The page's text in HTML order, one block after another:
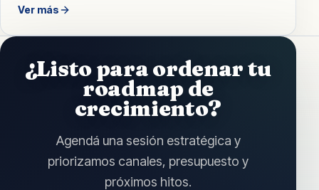
Ver más
¿Listo para ordenar tu
roadmap de
crecimiento?
Agendá una sesión estratégica y
priorizamos canales, presupuesto y
próximos hitos.